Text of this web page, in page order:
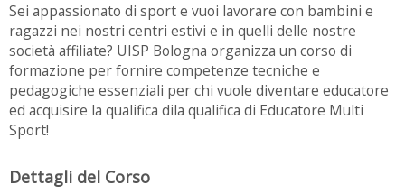
Sei appassionato di sport e vuoi lavorare con bambini e
ragazzi nei nostri centri estivi e in quelli delle nostre
società affiliate? UISP Bologna organizza un corso di
formazione per fornire competenze tecniche e
pedagogiche essenziali per chi vuole diventare educatore
ed acquisire la qualifica dila qualifica di Educatore Multi
Sport!
Dettagli del Corso